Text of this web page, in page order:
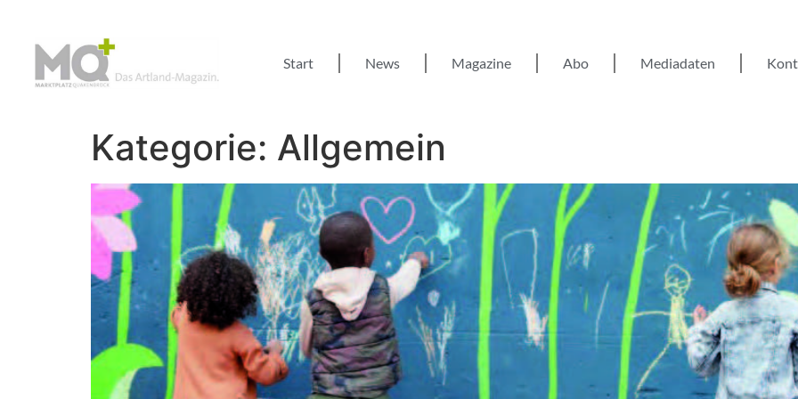
Start News Magazine Abo Mediadaten
Kategorie: Allgemein